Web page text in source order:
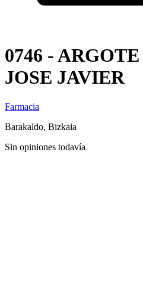
0746 -
JOSE JAVIER
Farmacia
Barakaldo, Bizkaia
Sin opiniones todavía